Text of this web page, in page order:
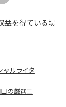
益を得ている場
ャルライタ
の厳選ニ